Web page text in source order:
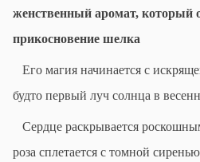
женственный аромат, который
прикосновение шелка
Его магия начинается с
будто первый луч солнца в
Сердце раскрывается
роза сплетается с томной